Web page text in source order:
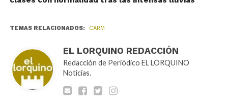
TEMAS RELACIONADOS: CARM
EL LORQUINO REDACCIÓN
Redacción de Periódico EL LORQUINO
Noticias.